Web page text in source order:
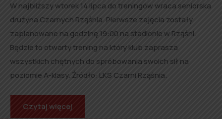
W najbliższy wtorek 14 lipca do treningów wraca seniorska
drużyna Czarnych Rząśnia. Pierwsze zajęcia zostały
zaplanowane na godzinę 19:00 na stadionie w Rząśni.
Będzie to otwarty trening na który klub zaprasza
wszystkich chętnych do spróbowania swoich sił na
poziomie A-klasy. Źródło: LKS Czarni Rząśnia.
Czytaj więcej